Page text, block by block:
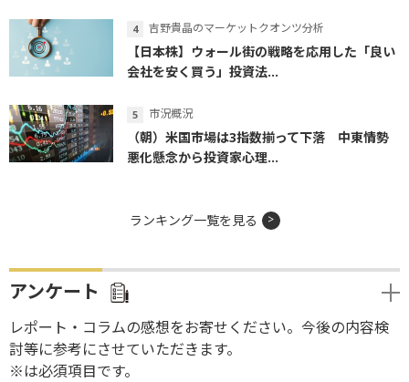
吉野貴晶のマーケットクオンツ分析
【日本株】ウォール街の戦略を応用した「良い
会社を安く買う」投資法...
市況概況
（朝）米国市場は3指数揃って下落 中東情勢
悪化懸念から投資家心理...
ランキング一覧を見る
アンケート
レポート・コラムの感想をお寄せください。今後の内容検
討等に参考にさせていただきます。
※は必須項目です。